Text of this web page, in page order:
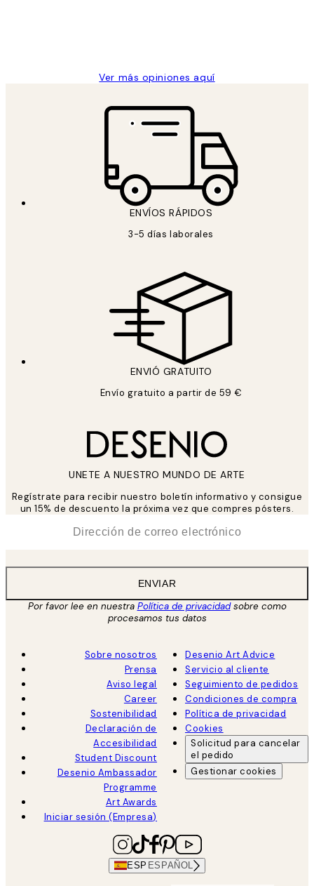
Ver más opiniones aquí
ENVÍOS RÁPIDOS
3-5 días laborales
ENVIÓ GRATUITO
Envío gratuito a partir de 59 €
UNETE A NUESTRO MUNDO DE ARTE
Regístrate para recibir nuestro boletín informativo y consigue
un 15% de descuento la próxima vez que compres pósters.
ENVIAR
Por favor lee en nuestra Política de privacidadsobre como
procesamos tus datos
Sobre nosotros
Prensa
Aviso legal
Career
Sostenibilidad
Declaración de
Accesibilidad
Student Discount
Desenio Ambassador
Programme
Art Awards
Iniciar sesión (Empresa)
Desenio Art Advice
Servicio al cliente
Seguimiento de pedidos
Condiciones de compra
Política de privacidad
Cookies
Solicitud para cancelar
el pedido
Gestionar cookies
ESP ESPAÑOL